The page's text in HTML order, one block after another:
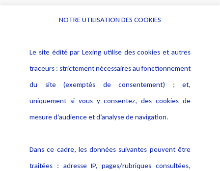
Alerte professionnelle
Déclaration d'accessibilité
Notice Légale
Politique de protection des
données
Publications
NOTRE UTILISATION DES COOKIES
Le site édité par Lexing utilise des cookies et autres
traceurs : strictement nécessaires au fonctionnement
du site (exemptés de consentement) ; et,
uniquement si vous y consentez, des cookies de
mesure d’audience et d’analyse de navigation.
Dans ce cadre, les données suivantes peuvent être
traitées : adresse IP, pages/rubriques consultées,